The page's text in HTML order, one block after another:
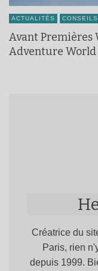
ACTUALITÉS
Avant Premières
Adventure World
Créatrice du
Paris, rien
depuis 1999.